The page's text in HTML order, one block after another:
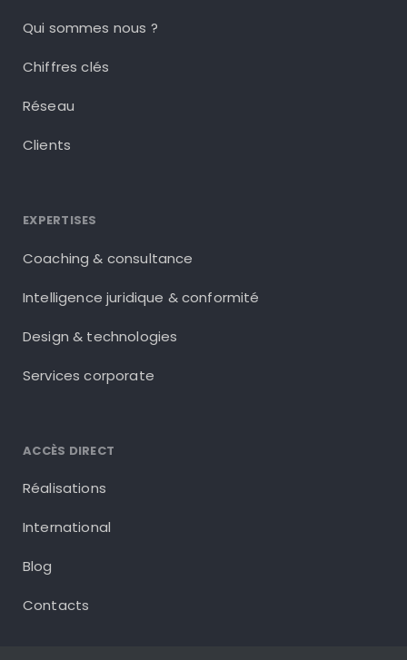
Qui sommes nous ?
Chiffres clés
Réseau
Clients
EXPERTISES
Coaching & consultance
Intelligence juridique & conformité
Design & technologies
Services corporate
ACCÈS DIRECT
Réalisations
International
Blog
Contacts